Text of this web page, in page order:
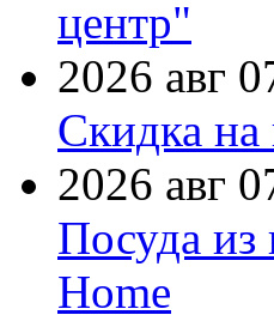
центр"
2026 авг
Скидка
2026 авг
Посуда из
Home